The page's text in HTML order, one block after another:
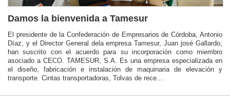
Damos la bienvenida a Tamesur
El presidente de la Confederación de Empresarios de Córdoba, Antonio
Díaz, y el Director General dela empresa Tamesur, Juan josé Gallardo,
han suscrito con el acuerdo para su incorporación como miembro
asociado a CECO. TAMESUR, S.A. Es una empresa especializada en
el diseño, fabricación e instalación de maquinaria de elevación y
transporte. Cintas transportadoras, Tolvas de rece...